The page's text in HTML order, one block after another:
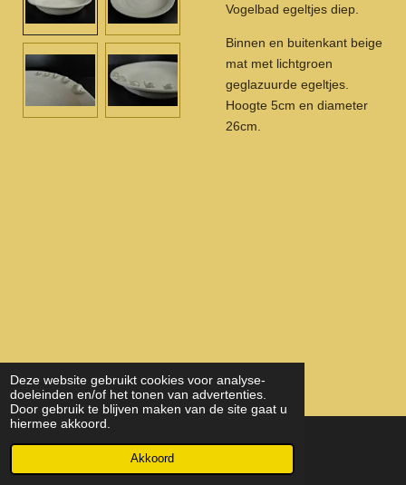
Deze website gebruikt cookies voor analyse-
doeleinden en/of het tonen van advertenties.
Door gebruik te blijven maken van de site gaat u
hiermee akkoord.
Akkoord
Vogelbad egeltjes diep.
Binnen en buitenkant beige
mat met lichtgroen
geglazuurde egeltjes.
Hoogte 5cm en diameter
26cm.
JouwWeb